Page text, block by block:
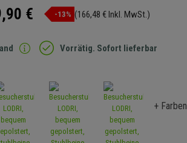
€ -13% (166,48 € Inkl. MwSt.)
Vorrätig. Sofort lieferbar
+ Farben